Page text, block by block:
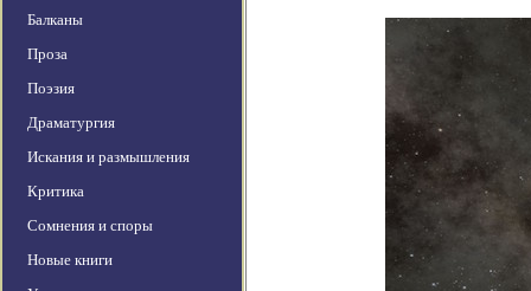
Балканы
Проза
Поэзия
Драматургия
Искания и размышления
Критика
Сомнения и споры
Новые книги